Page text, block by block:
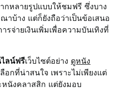
กหลายรูปแบบให้ชมฟรี ซึ่งบาง
าบ้าง แต่ก็ยังถือว่าเป็นข้อเสนอ
จ่ายเงินเพิ่มเพื่อความบันเทิงที่
ลน์ฟรีเว็บไซต์อย่าง ดูหนัง
อกที่น่าสนใจ เพราะไม่เพียงแต่
นังคลาสสิก แต่ยังมอบ